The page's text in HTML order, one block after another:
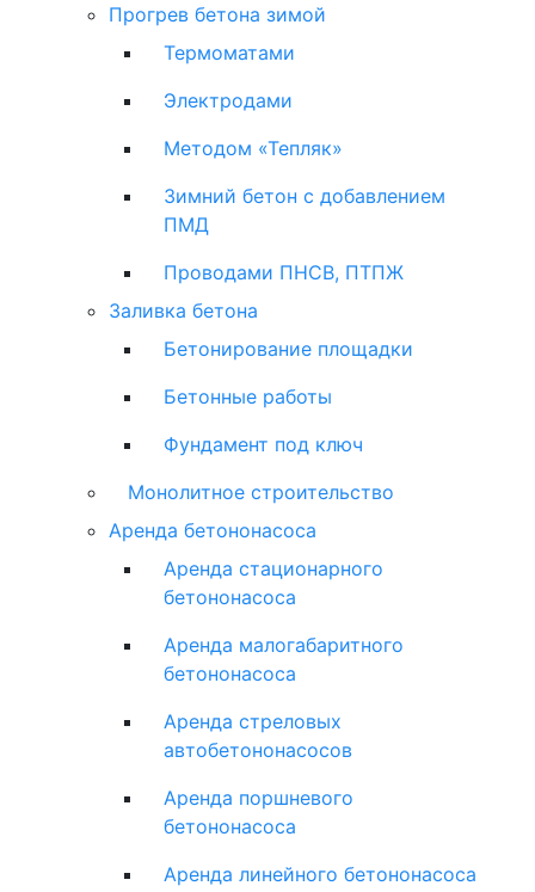
Прогрев бетона зимой
Термоматами
Электродами
Методом «Тепляк»
Зимний бетон с добавлением
ПМД
Проводами ПНСВ, ПТПЖ
Заливка бетона
Бетонирование площадки
Бетонные работы
Фундамент под ключ
Монолитное строительство
Аренда бетононасоса
Аренда стационарного
бетононасоса
Аренда малогабаритного
бетононасоса
Аренда стреловых
автобетононасосов
Аренда поршневого
бетононасоса
Аренда линейного бетононасоса